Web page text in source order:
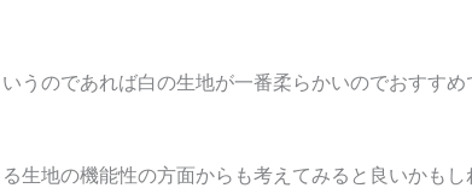
うのであれば白の生地が一番柔らかいのでおすすめ
生地の機能性の方面からも考えてみると良いかもし